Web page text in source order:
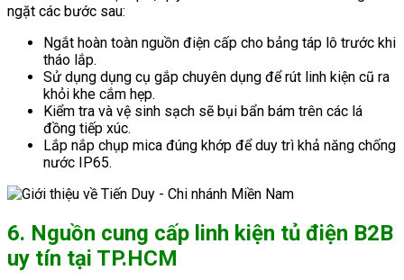
ngặt các bước sau:
Ngắt hoàn toàn nguồn điện cấp cho bảng táp lô trước khi
tháo lắp.
Sử dụng dụng cụ gắp chuyên dụng để rút linh kiện cũ ra
khỏi khe cắm hẹp.
Kiểm tra và vệ sinh sạch sẽ bụi bẩn bám trên các lá
đồng tiếp xúc.
Lắp nắp chụp mica đúng khớp để duy trì khả năng chống
nước IP65.
6. Nguồn cung cấp linh kiện tủ điện B2B
uy tín tại TP.HCM